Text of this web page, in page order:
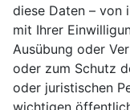
diese Daten – von
mit Ihrer
Ausübung oder
oder zum Schutz
oder juristischen
wichtigen